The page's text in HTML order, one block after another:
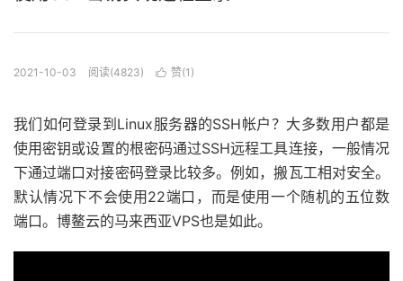
2021-10-03 阅读(4823)  赞(1 )
我们如何登录到Linux服务器的SSH帐户？大多数用户都是
使用密钥或设置的根密码通过SSH远程工具连接，一般情况
下通过端口对接密码登录比较多。例如，搬瓦工相对安全。
默认情况下不会使用22端口，而是使用一个随机的五位数
端口。博鳌云的马来西亚VPS也是如此。